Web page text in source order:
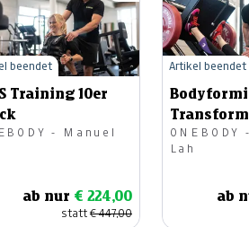
Training 10er
- Manuel
ab nur € 224,00
statt€ 447,00
beendet
90 Tagen
ONEBODY
Lah
ab
Artikel beendet